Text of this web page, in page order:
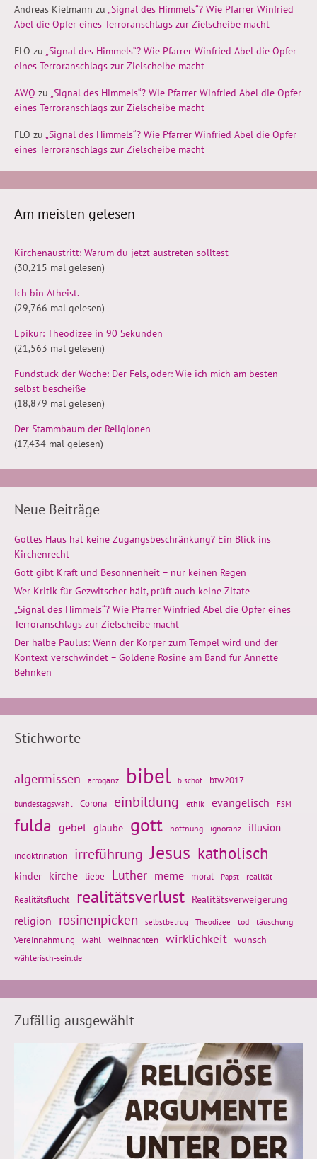
Andreas Kielmann zu „Signal des Himmels“? Wie Pfarrer Winfried
Abel die Opfer eines Terroranschlags zur Zielscheibe macht
FLO zu „Signal des Himmels“? Wie Pfarrer Winfried Abel die Opfer
eines Terroranschlags zur Zielscheibe macht
AWQ zu „Signal des Himmels“? Wie Pfarrer Winfried Abel die Opfer
eines Terroranschlags zur Zielscheibe macht
FLO zu „Signal des Himmels“? Wie Pfarrer Winfried Abel die Opfer
eines Terroranschlags zur Zielscheibe macht
Am meisten gelesen
Kirchenaustritt: Warum du jetzt austreten solltest
(30,215 mal gelesen)
Ich bin Atheist.
(29,766 mal gelesen)
Epikur: Theodizee in 90 Sekunden
(21,563 mal gelesen)
Fundstück der Woche: Der Fels, oder: Wie ich mich am besten
selbst bescheiße
(18,879 mal gelesen)
Der Stammbaum der Religionen
(17,434 mal gelesen)
Neue Beiträge
Gottes Haus hat keine Zugangsbeschränkung? Ein Blick ins
Kirchenrecht
Gott gibt Kraft und Besonnenheit – nur keinen Regen
Wer Kritik für Gezwitscher hält, prüft auch keine Zitate
„Signal des Himmels“? Wie Pfarrer Winfried Abel die Opfer eines
Terroranschlags zur Zielscheibe macht
Der halbe Paulus: Wenn der Körper zum Tempel wird und der
Kontext verschwindet – Goldene Rosine am Band für Annette
Behnken
Stichworte
algermissen arroganz bibel bischof btw2017
bundestagswahl Corona einbildung ethik evangelisch FSM
fulda gebet glaube gott hoffnung ignoranz illusion
indoktrination irreführung Jesus katholisch
kinder kirche liebe Luther meme moral Papst realität
Realitätsflucht realitätsverlust Realitätsverweigerung
religion rosinenpicken selbstbetrug Theodizee tod täuschung
Vereinnahmung wahl weihnachten wirklichkeit wunsch
wählerisch-sein.de
Zufällig ausgewählt